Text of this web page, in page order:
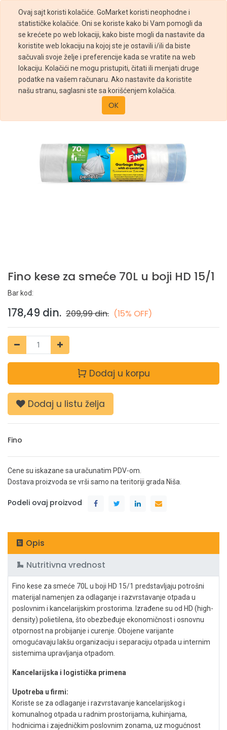
Ovaj sajt koristi kolačiće. GoMarket koristi neophodne i
statističke kolačiće. Oni se koriste kako bi Vam pomogli da
se krećete po web lokaciji, kako biste mogli da nastavite da
koristite web lokaciju na kojoj ste je ostavili i/ili da biste
sačuvali svoje želje i preferencije kada se vratite na web
lokaciju. Kolačići ne mogu pristupiti, čitati ili menjati druge
podatke na vašem računaru. Ako nastavite da koristite
našu stranu, saglasni ste sa korišćenjem kolačića.
OK
Prodavnica Fino kese za smeće 70L u boji HD 15/1
Fino kese za smeće 70L u boji HD 15/1
Bar kod:
178,49 din. 209,99din. (15% OFF)
Dodaj u korpu
Dodaj u listu želja
Fino
Cene su iskazane sa uračunatim PDV-om.
Dostava proizvoda se vrši samo na teritoriji grada Niša.
Podeli ovaj proizvod
Opis
Nutritivna vrednost
Fino kese za smeće 70L u boji HD 15/1 predstavljaju potrošni
materijal namenjen za odlaganje i razvrstavanje otpada u
poslovnim i kancelarijskim prostorima. Izrađene su od HD (high-
density) polietilena, što obezbeđuje ekonomičnost i osnovnu
otpornost na probijanje i curenje. Obojene varijante
omogućavaju lakšu organizaciju i separaciju otpada u internim
sistemima upravljanja otpadom.
Kancelarijska i logistička primena
Upotreba u firmi:
Koriste se za odlaganje i razvrstavanje kancelarijskog i
komunalnog otpada u radnim prostorijama, kuhinjama,
hodnicima i zajedničkim poslovnim zonama, uz mogućnost